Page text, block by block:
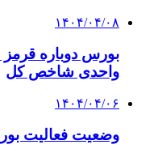
۱۴۰۴/۰۴/۰۸
واحدی شاخص کل
۱۴۰۴/۰۴/۰۶
وضعیت فعالیت